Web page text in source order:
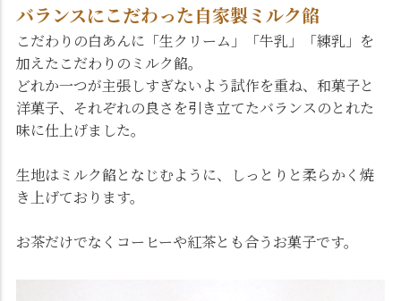
バランスにこだわった自家製ミルク餡
こだわりの白あんに「生クリーム」「牛乳」「練乳」を
加えたこだわりのミルク餡。
どれか一つが主張しすぎないよう試作を重ね、和菓子と
洋菓子、それぞれの良さを引き立てたバランスのとれた
味に仕上げました。
生地はミルク餡となじむように、しっとりと柔らかく焼
き上げております。
お茶だけでなくコーヒーや紅茶とも合うお菓子です。